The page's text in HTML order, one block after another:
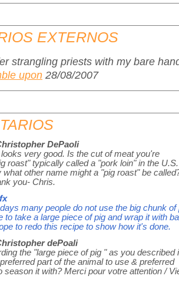
EXTERNOS
strangling priests with my bare
upon 28/08/2007
DePaoli
very good. Is the cut of meat you're
roast" typically called a "pork loin" in the U.S.
what other name might a "pig roast" be
you- Chris.
fx
many people do not use the big chunk
to take a large piece of pig and wrap it with
to redo this recipe to show how it's done.
dePoali
the "large piece of pig " as you described
part of the animal to use & preferred
season it with? Merci pour votre attention /